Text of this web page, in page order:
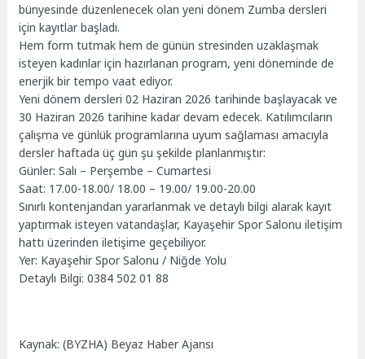
bünyesinde düzenlenecek olan yeni dönem Zumba dersleri
için kayıtlar başladı.
Hem form tutmak hem de günün stresinden uzaklaşmak
isteyen kadınlar için hazırlanan program, yeni döneminde de
enerjik bir tempo vaat ediyor.
Yeni dönem dersleri 02 Haziran 2026 tarihinde başlayacak ve
30 Haziran 2026 tarihine kadar devam edecek. Katılımcıların
çalışma ve günlük programlarına uyum sağlaması amacıyla
dersler haftada üç gün şu şekilde planlanmıştır:
Günler: Salı – Perşembe – Cumartesi
Saat: 17.00-18.00/ 18.00 – 19.00/ 19.00-20.00
Sınırlı kontenjandan yararlanmak ve detaylı bilgi alarak kayıt
yaptırmak isteyen vatandaşlar, Kayaşehir Spor Salonu iletişim
hattı üzerinden iletişime geçebiliyor.
Yer: Kayaşehir Spor Salonu / Niğde Yolu
Detaylı Bilgi: 0384 502 01 88
Kaynak: (BYZHA) Beyaz Haber Ajansı